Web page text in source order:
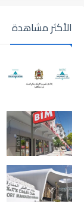
الأكثر مشاهدة